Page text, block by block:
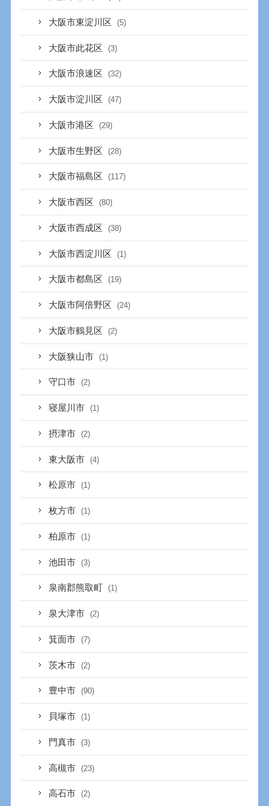
大阪市東淀川区 (5)
大阪市此花区 (3)
大阪市浪速区 (32)
大阪市淀川区 (47)
大阪市港区 (29)
大阪市生野区 (28)
大阪市福島区 (117)
大阪市西区 (80)
大阪市西成区 (38)
大阪市西淀川区 (1)
大阪市都島区 (19)
大阪市阿倍野区 (24)
大阪市鶴見区 (2)
大阪狭山市 (1)
守口市 (2)
寝屋川市 (1)
摂津市 (2)
東大阪市 (4)
松原市 (1)
枚方市 (1)
柏原市 (1)
池田市 (3)
泉南郡熊取町 (1)
泉大津市 (2)
箕面市 (7)
茨木市 (2)
豊中市 (90)
貝塚市 (1)
門真市 (3)
高槻市 (23)
高石市 (2)